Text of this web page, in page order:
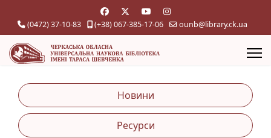
(0472) 37-10-83 (+38) 067-385-17-06 ounb@library.ck.ua
Новини
Ресурси